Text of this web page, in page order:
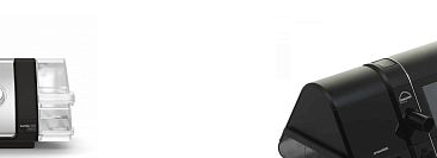
Недоступно